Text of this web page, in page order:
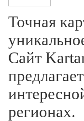
Точная
Сайт
регионах.